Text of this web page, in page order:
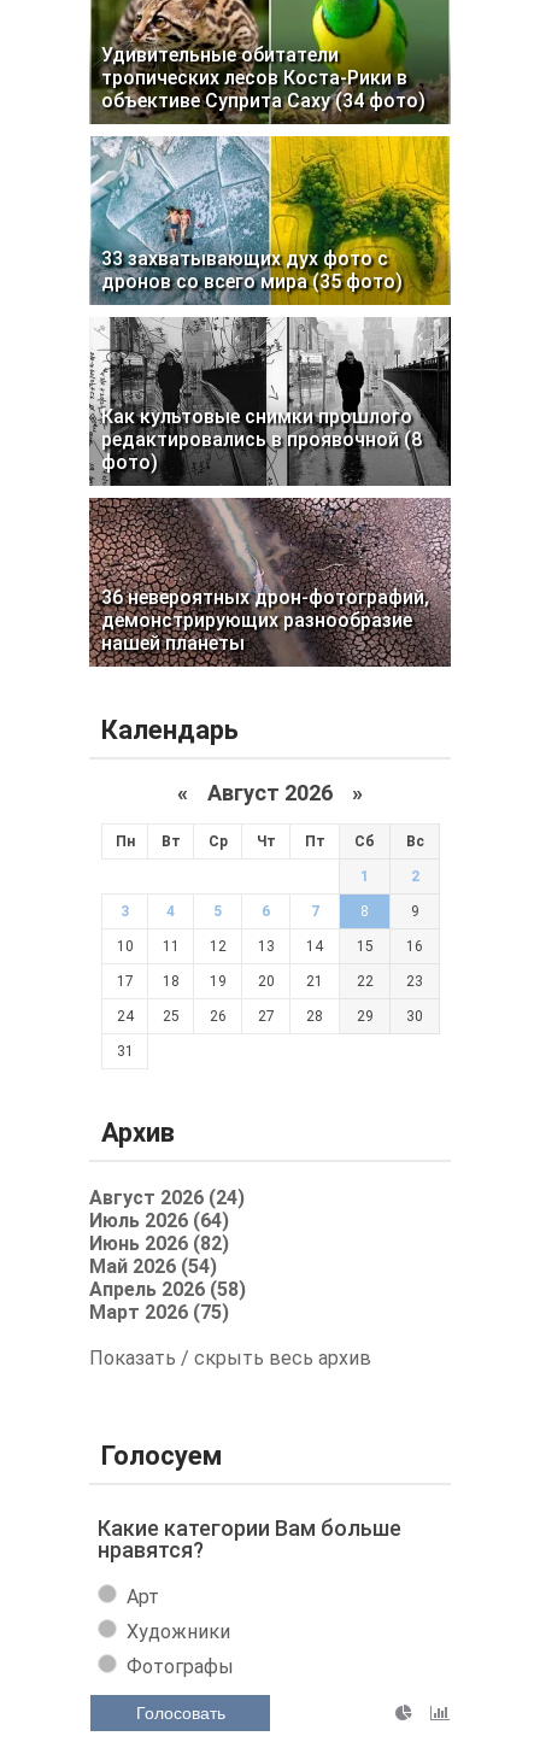
Удивительные обитатели
тропических лесов Коста-Рики в
объективе Суприта Саху (34 фото)
33 захватывающих дух фото с
дронов со всего мира (35 фото)
Как культовые снимки прошлого
редактировались в проявочной (8
фото)
36 невероятных дрон-фотографий,
демонстрирующих разнообразие
нашей планеты
Календарь
« Август 2026 »
Пн Вт Ср Чт Пт Сб Вс
1 2
3 4 5 6 7 8 9
10 11 12 13 14 15 16
17 18 19 20 21 22 23
24 25 26 27 28 29 30
31
Архив
Август 2026 (24)
Июль 2026 (64)
Июнь 2026 (82)
Май 2026 (54)
Апрель 2026 (58)
Март 2026 (75)
Показать / скрыть весь архив
Голосуем
Какие категории Вам больше
нравятся?
Арт
Художники
Фотографы
Голосовать